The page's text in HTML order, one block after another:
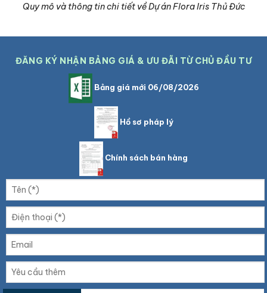
Quy mô và thông tin chi tiết về Dự án Flora Iris Thủ Đức
ĐĂNG KÝ NHẬN BẢNG GIÁ & ƯU ĐÃI TỪ CHỦ ĐẦU TƯ
Bảng giá mới 06/08/2026
Hồ sơ pháp lý
Chính sách bán hàng